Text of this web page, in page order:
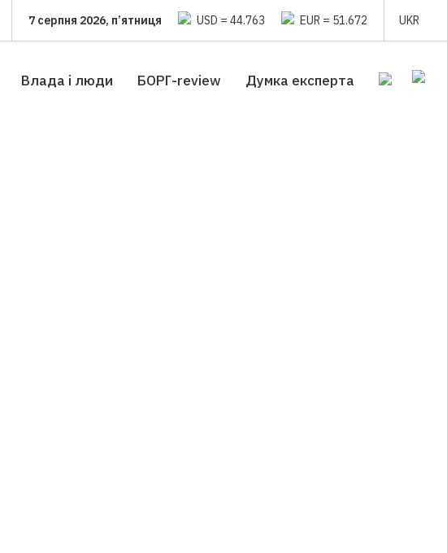
7 серпня 2026, п’ятниця USD = 44.763 EUR = 51.672 UKR
Влада i люди БОРГ-review Думка експерта